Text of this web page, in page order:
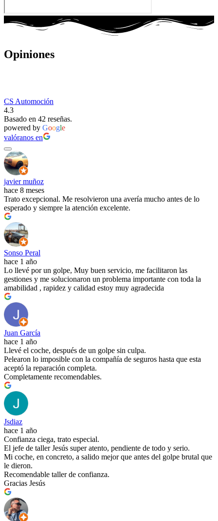
Opiniones
CS Automoción
4.3
Basado en 42 reseñas.
powered by Google
valóranos en
javier muñoz
hace 8 meses
Trato excepcional. Me resolvieron una avería mucho antes de lo
esperado y siempre la atención excelente.
Sonso Peral
hace 1 año
Lo llevé por un golpe, Muy buen servicio, me facilitaron las
gestiones y me solucionaron un problema importante con toda la
amabilidad , rapidez y calidad estoy muy agradecida
Juan García
hace 1 año
Llevé el coche, después de un golpe sin culpa.
Pelearon lo imposible con la compañía de seguros hasta que esta
aceptó la reparación completa.
Completamente recomendables.
Jsdiaz
hace 1 año
Confianza ciega, trato especial.
El jefe de taller Jesús super atento, pendiente de todo y serio.
Mi coche, en concreto, a salido mejor que antes del golpe brutal que
le dieron.
Recomendable taller de confianza.
Gracias Jesús